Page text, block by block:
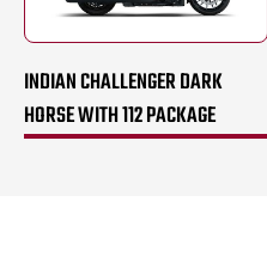
INDIAN CHALLENGER DARK
HORSE WITH 112 PACKAGE